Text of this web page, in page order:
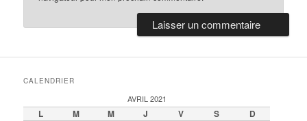
CALENDRIER
AVRIL 2021
L M M J V S D